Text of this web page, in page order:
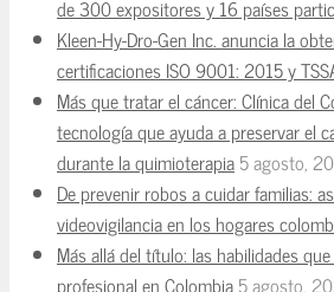
de 300 expositores y 16 países
Kleen-Hy-Dro-Gen Inc. anuncia la
certificaciones ISO 9001: 2015 y
Más que tratar el cáncer: Clínica del
tecnología que ayuda a preservar el
durante la quimioterapia5 agosto,
De prevenir robos a cuidar familias:
videovigilancia en los hogares
Más allá del título: las habilidades
profesional en Colombia5 agosto,